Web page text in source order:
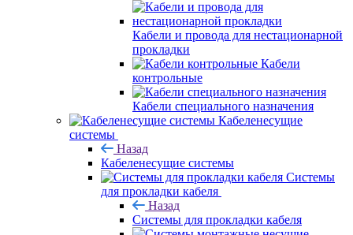
Кабели и провода для нестационарной
прокладки
Кабели
контрольные
Кабели специального назначения
Кабеленесущие
системы
Назад
Кабеленесущие системы
Системы
для прокладки кабеля
Назад
Системы для прокладки кабеля